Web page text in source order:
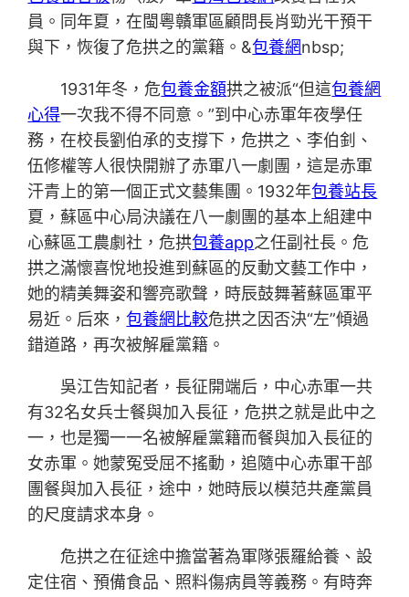
員。同年夏，在閩粵贛軍區顧問長肖勁光干預干
與下，恢復了危拱之的黨籍。&包養網nbsp;
1931年冬，危包養金額拱之被派“但這包養網
心得一次我不得不同意。”到中心赤軍年夜學任
務，在校長劉伯承的支撐下，危拱之、李伯釗、
伍修權等人很快開辦了赤軍八一劇團，這是赤軍
汗青上的第一個正式文藝集團。1932年包養站長
夏，蘇區中心局決議在八一劇團的基本上組建中
心蘇區工農劇社，危拱包養app之任副社長。危
拱之滿懷喜悅地投進到蘇區的反動文藝工作中，
她的精美舞姿和響亮歌聲，時辰鼓舞著蘇區軍平
易近。后來，包養網比較危拱之因否決“左”傾過
錯道路，再次被解雇黨籍。
吳江告知記者，長征開端后，中心赤軍一共
有32名女兵士餐與加入長征，危拱之就是此中之
一，也是獨一一名被解雇黨籍而餐與加入長征的
女赤軍。她蒙冤受屈不搖動，追隨中心赤軍干部
團餐與加入長征，途中，她時辰以模范共產黨員
的尺度請求本身。
危拱之在征途中擔當著為軍隊張羅給養、設
定住宿、預備食品、照料傷病員等義務。有時奔